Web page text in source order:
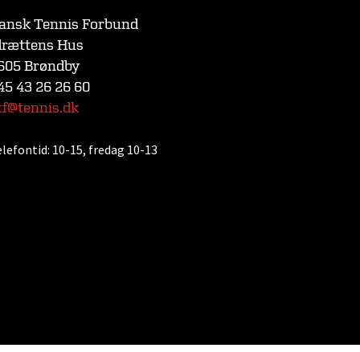
Tennis Forbund
Hus
Brøndby
43 26 26 60
10-15, fredag 10-13